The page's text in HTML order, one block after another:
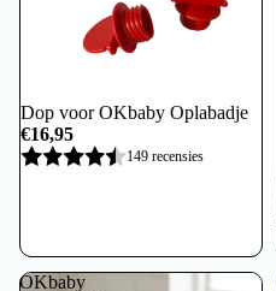
Dop voor OKbaby Oplabadje
€16,95
149 recensies
OKbaby